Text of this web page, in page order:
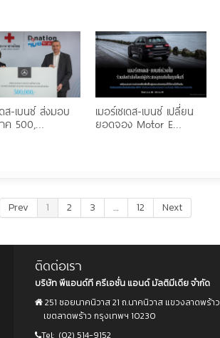
ดส-เบนซ์ ส่งมอบ
ค 500,…
เมอร์เซเดส-เบนซ์ เปลี่ยน
ยอดจอง Motor E…
Prev 1 2 3 … 12 Next
ติดต่อเรา
บริษัท พีแอนด์ที ครีเอชั่น แอนด์ มัลติมีเดีย จำกัด
251 ซอยนาคนิวาส 21 ถ.นาคนิวาส แขวงลาดพร้าว
เขตลาดพร้าว กรุงเทพฯ 10230
Tel: (02) 514-9152